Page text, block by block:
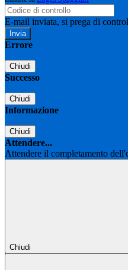
E-mail inviata, si prega di
Errore
Chiudi
Successo
Chiudi
Informazione
Chiudi
Attendere...
Attendere il completamento
Chiudi